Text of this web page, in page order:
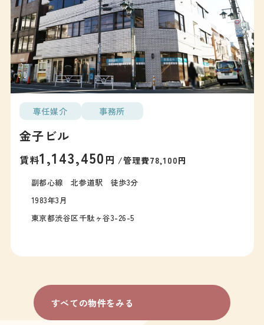
専任媒介 事務所
金子ビル
賃料1,143,450 円 /管理費78,100円
副都心線 北参道駅 徒歩3分
1983年3月
東京都渋谷区千駄ヶ谷3-26-5
すべての物件をみる